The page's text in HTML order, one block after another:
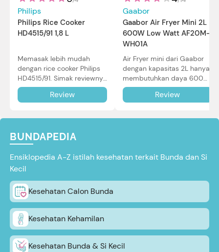
Philips
Philips Rice Cooker
HD4515/91 1,8 L
Memasak lebih mudah
dengan rice cooker Philips
HD4515/91. Simak reviewnya
di sini.
Review
Gaabor
Gaabor Air Fryer Mini 2L
600W Low Watt AF20M-
WH01A
Air Fryer mini dari Gaabor
dengan kapasitas 2L hanya
membutuhkan daya 600W
dalam pemakaian. Simak
review selengkapnya di sini.
Review
BUNDAPEDIA
Ensiklopedia A-Z istilah kesehatan terkait Bunda dan Si
Kecil
Kesehatan Calon Bunda
Kesehatan Kehamilan
Kesehatan Bunda & Si Kecil